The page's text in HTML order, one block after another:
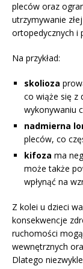
pleców oraz
utrzymywanie
ortopedycznych i
Na przykład:
skolioza
co wiąże się z
wykonywaniu
nadmierna
pleców, co
kifoza ma
może także
wpłynąć na
Z kolei u dzieci
konsekwencje
ruchomości
wewnętrznych
Dlatego